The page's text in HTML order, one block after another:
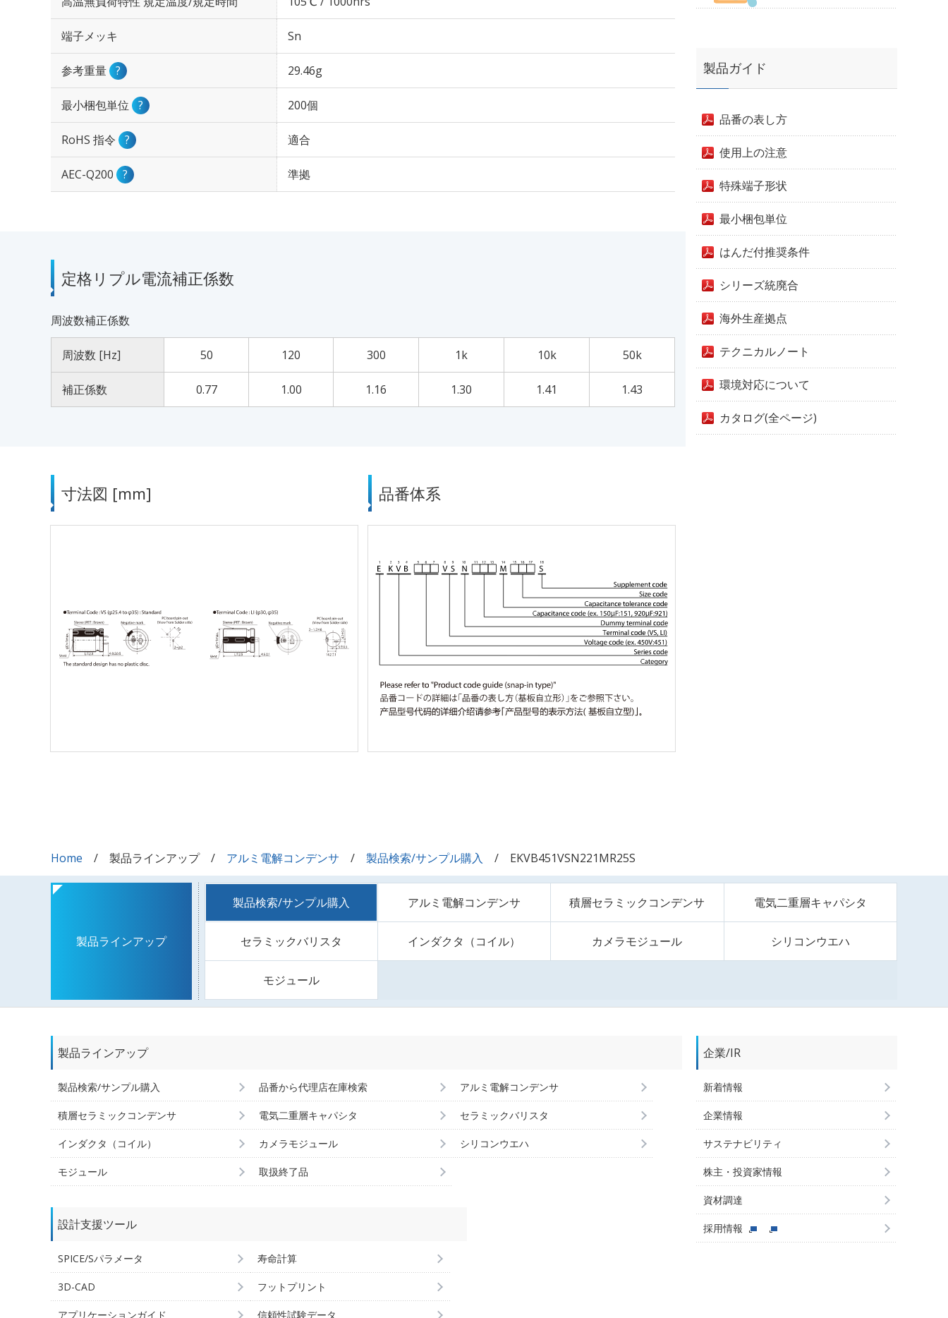
端子メッキ Sn
参考重量 ? 29.46g
最小梱包単位 ? 200個
RoHS 指令 ? 適合
AEC-Q200 ? 準拠
定格リプル電流補正係数
周波数補正係数
周波数 [Hz] 50 120 300 1k 10k 50k
補正係数 0.77 1.00 1.16 1.30 1.41 1.43
寸法図 [mm] 品番体系
製品ガイド
品番の表し方
使用上の注意
特殊端子形状
最小梱包単位
はんだ付推奨条件
シリーズ統廃合
海外生産拠点
テクニカルノート
環境対応について
カタログ(全ページ)
Home 製品ラインアップ アルミ電解コンデンサ 製品検索/サンプル購入 EKVB451VSN221MR25S
製品ラインアップ
製品検索/サンプル購入 アルミ電解コンデンサ 積層セラミックコンデンサ 電気二重層キャパシタ
セラミックバリスタ インダクタ（コイル） カメラモジュール シリコンウエハ
モジュール
製品ラインアップ
製品検索/サンプル購入 品番から代理店在庫検索 アルミ電解コンデンサ
積層セラミックコンデンサ 電気二重層キャパシタ セラミックバリスタ
インダクタ（コイル） カメラモジュール シリコンウエハ
モジュール 取扱終了品
設計支援ツール
SPICE/Sパラメータ 寿命計算
3D-CAD フットプリント
アプリケーションガイド 信頼性試験データ
企業/IR
新着情報
企業情報
サステナビリティ
株主・投資家情報
資材調達
採用情報